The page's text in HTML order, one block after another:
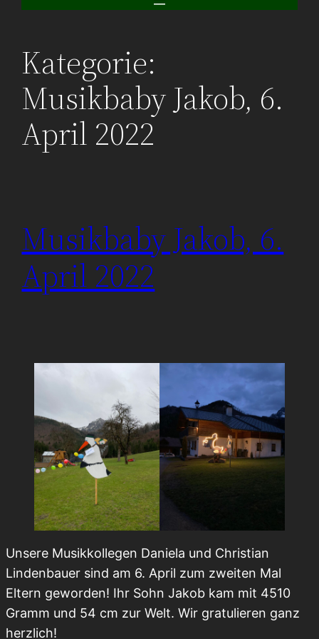
Kategorie:
Musikbaby Jakob, 6.
April 2022
Musikbaby Jakob, 6.
April 2022
Unsere Musikkollegen Daniela und Christian
Lindenbauer sind am 6. April zum zweiten Mal
Eltern geworden! Ihr Sohn Jakob kam mit 4510
Gramm und 54 cm zur Welt. Wir gratulieren ganz
herzlich!